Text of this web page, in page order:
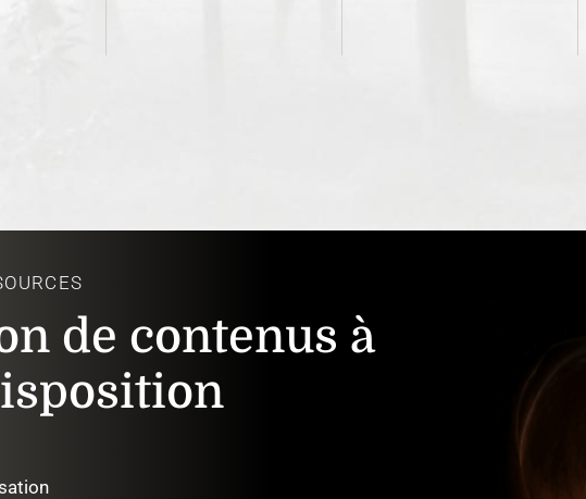
de contenus à